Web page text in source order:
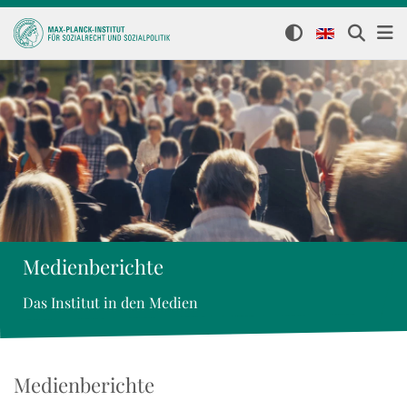
Medienberichte
Das Institut in den Medien
Medienberichte